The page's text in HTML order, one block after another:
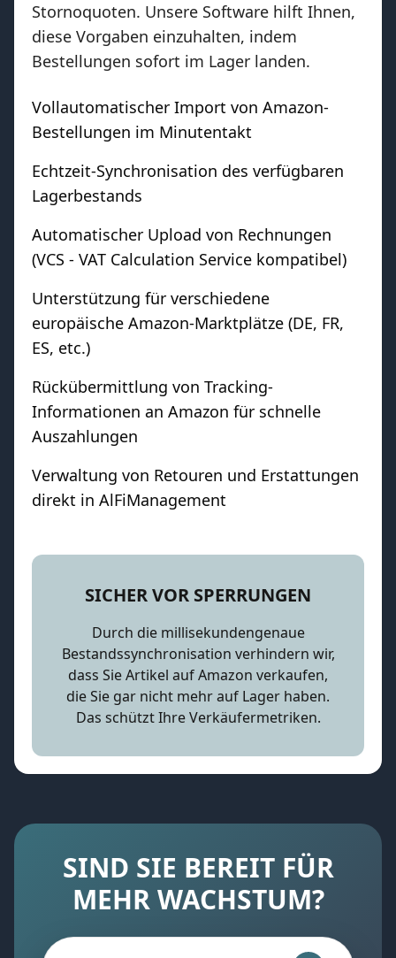
Stornoquoten. Unsere Software hilft Ihnen,
diese Vorgaben einzuhalten, indem
Bestellungen sofort im Lager landen.
Vollautomatischer Import von Amazon-
Bestellungen im Minutentakt
Echtzeit-Synchronisation des verfügbaren
Lagerbestands
Automatischer Upload von Rechnungen
(VCS - VAT Calculation Service kompatibel)
Unterstützung für verschiedene
europäische Amazon-Marktplätze (DE, FR,
ES, etc.)
Rückübermittlung von Tracking-
Informationen an Amazon für schnelle
Auszahlungen
Verwaltung von Retouren und Erstattungen
direkt in AlFiManagement
SICHER VOR SPERRUNGEN
Durch die millisekundengenaue
Bestandssynchronisation verhindern wir,
dass Sie Artikel auf Amazon verkaufen,
die Sie gar nicht mehr auf Lager haben.
Das schützt Ihre Verkäufermetriken.
SIND SIE BEREIT FÜR
MEHR WACHSTUM?